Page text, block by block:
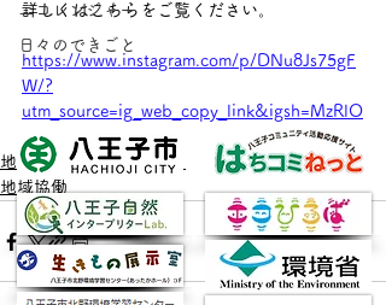
エコレンジャー
日々のできごと
詳しくはこちらをご覧ください。
https://www.instagram.com/p/DNu8Js75gF
W/?
utm_source=ig_web_copy_link&igsh=MzRlO
DBiNWFlZA==
地球温暖化防止インフォ
地域協働